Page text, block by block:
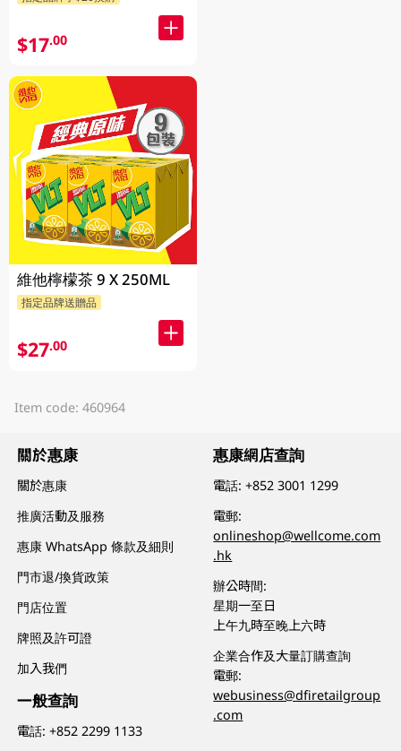
$17.00
維他檸檬茶 9 X 250ML
指定品牌送贈品
$27.00
Item code: 460964
關於惠康
關於惠康
推廣活動及服務
惠康 WhatsApp 條款及細則
門市退/換貨政策
門店位置
牌照及許可證
加入我們
一般查詢
電話:+852 2299 1133
惠康網店查詢
電話:+852 3001 1299
電郵:
onlineshop@wellcome.com
.hk
辦公時間:
星期一至日
上午九時至晚上六時
企業合作及大量訂購查詢
電郵:
webusiness@dfiretailgroup
.com